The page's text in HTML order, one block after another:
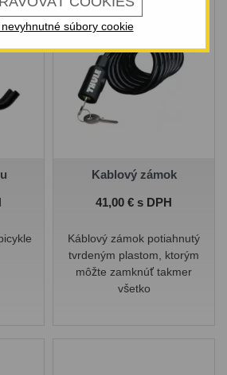
súbory cookie
Kablový zámok
Cena
41,00 € s DPH
Káblový zámok potiahnutý
tvrdeným plastom, ktorým
môžte zamknúť takmer
všetko